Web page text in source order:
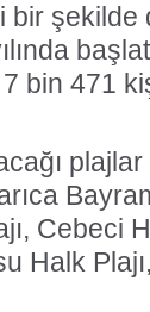
bir
bin 471
Cebeci
Halk